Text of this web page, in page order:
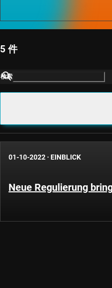
5 件
検索
01-10-2022 · EINBLICK
Neue Regulierung